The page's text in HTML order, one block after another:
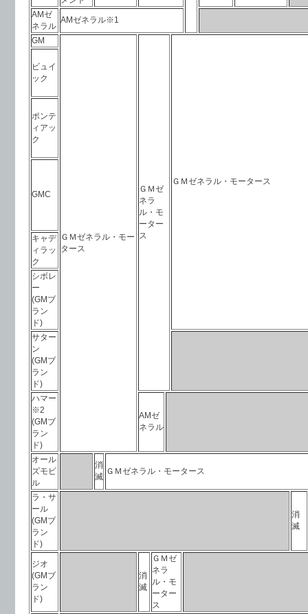
AMゼ
ネラル
AMゼネラル※1
GM
ＧＭゼネラル・モー
タース
ＧＭゼ
ネラ
ル・モ
ーター
ス
ＧＭゼネラル・モータース
ビュイ
ック
ポンテ
ィアッ
ク
GMC
キャデ
ィラッ
ク
シボレ
ー
(GMブ
ラン
ド)
サター
ン
(GMブ
ラン
ド)
ハマー
※2
(GMブ
ラン
ド)
AMゼ
ネラル
オール
ズモビ
ル
消
滅
ＧＭゼネラル・モータース
ラ・サ
ール
(GMブ
ラン
ド)
消
滅
ジオ
(GMブ
ラン
ド)
消
滅
ＧＭゼ
ネラ
ル・モ
ーター
ス